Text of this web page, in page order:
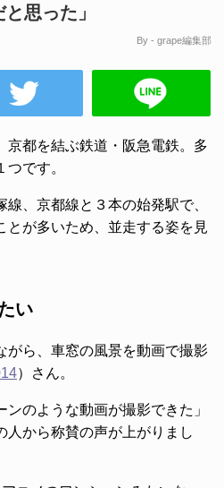
思った」
By - grape編集部
京都を結ぶ鉄道・阪急電鉄。多
です。
、京都線と３本の始発駅で、
とが多いため、並走する姿を見
い
がら、車窓の風景を動画で撮影
）さん。
ンのような動画が撮影できた」
人から称賛の声が上がりまし